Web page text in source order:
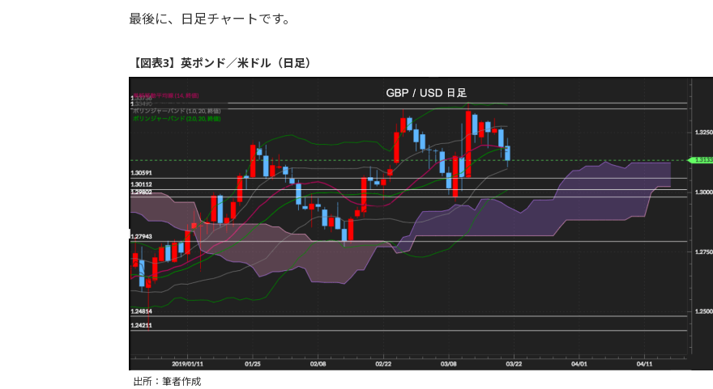
最後に、日足チャートです。
【図表3】英ポンド／米ドル（日足）
出所：筆者作成